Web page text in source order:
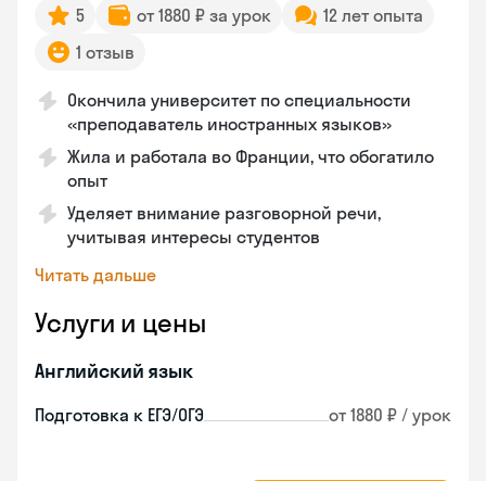
5 от 1880 ₽ за урок
12 лет опыта
1 отзыв
Окончила университет по специальности
«преподаватель иностранных языков»
Жила и работала во Франции, что обогатило
опыт
Уделяет внимание разговорной речи,
учитывая интересы студентов
Читать дальше
Услуги и цены
Английский язык
Подготовка к ЕГЭ/ОГЭ от 1880 ₽ / урок